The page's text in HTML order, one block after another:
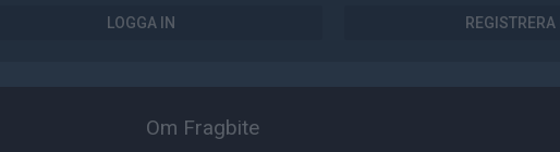
LOGGA IN REGISTRERA
Om Fragbite